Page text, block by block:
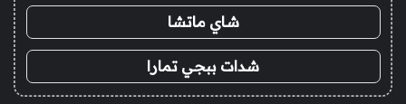
شاي ماتشا
شدات ببجي تمارا